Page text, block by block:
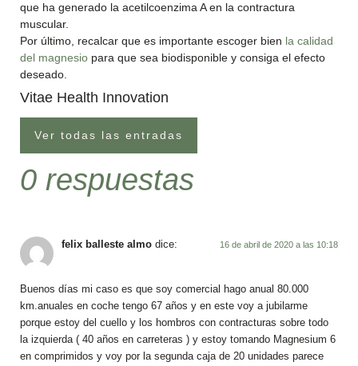
que ha generado la acetilcoenzima A en la contractura
muscular.
Por último, recalcar que es importante escoger bien la calidad
del magnesio para que sea biodisponible y consiga el efecto
deseado.
Vitae Health Innovation
Ver todas las entradas
0 respuestas
felix balleste almo dice: 16 de abril de 2020 a las 10:18
Buenos días mi caso es que soy comercial hago anual 80.000
km.anuales en coche tengo 67 años y en este voy a jubilarme
porque estoy del cuello y los hombros con contracturas sobre todo
la izquierda ( 40 años en carreteras ) y estoy tomando Magnesium 6
en comprimidos y voy por la segunda caja de 20 unidades parece